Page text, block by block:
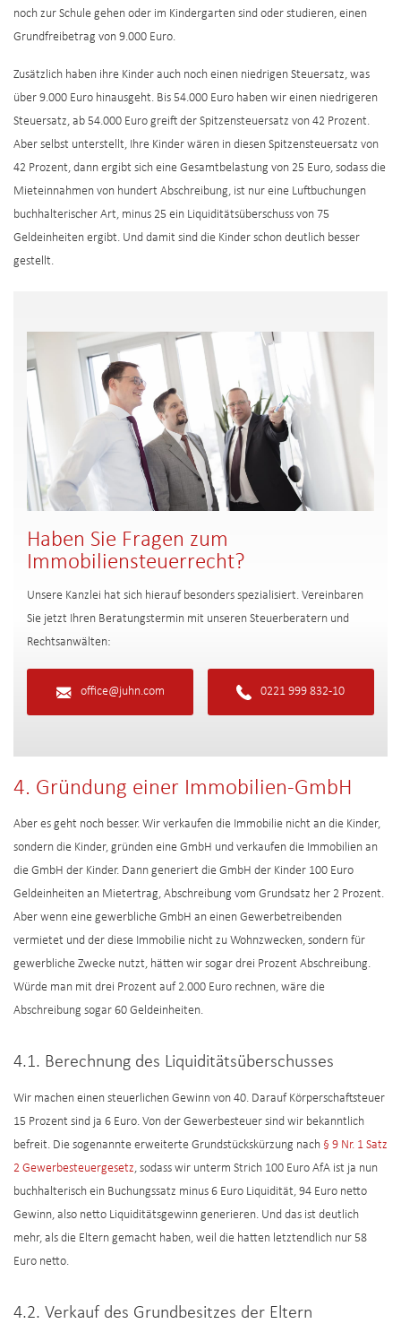
noch zur Schule gehen oder im Kindergarten sind oder studieren, einen
Grundfreibetrag von 9.000 Euro.
Zusätzlich haben ihre Kinder auch noch einen niedrigen Steuersatz, was
über 9.000 Euro hinausgeht. Bis 54.000 Euro haben wir einen niedrigeren
Steuersatz, ab 54.000 Euro greift der Spitzensteuersatz von 42 Prozent.
Aber selbst unterstellt, Ihre Kinder wären in diesen Spitzensteuersatz von
42 Prozent, dann ergibt sich eine Gesamtbelastung von 25 Euro, sodass die
Mieteinnahmen von hundert Abschreibung, ist nur eine Luftbuchungen
buchhalterischer Art, minus 25 ein Liquiditätsüberschuss von 75
Geldeinheiten ergibt. Und damit sind die Kinder schon deutlich besser
gestellt.
Haben Sie Fragen zum
Immobiliensteuerrecht?
Unsere Kanzlei hat sich hierauf besonders spezialisiert. Vereinbaren
Sie jetzt Ihren Beratungstermin mit unseren Steuerberatern und
Rechtsanwälten:
office@juhn.com 0221 999 832-10
4. Gründung einer Immobilien-GmbH
Aber es geht noch besser. Wir verkaufen die Immobilie nicht an die Kinder,
sondern die Kinder, gründen eine GmbH und verkaufen die Immobilien an
die GmbH der Kinder. Dann generiert die GmbH der Kinder 100 Euro
Geldeinheiten an Mietertrag, Abschreibung vom Grundsatz her 2 Prozent.
Aber wenn eine gewerbliche GmbH an einen Gewerbetreibenden
vermietet und der diese Immobilie nicht zu Wohnzwecken, sondern für
gewerbliche Zwecke nutzt, hätten wir sogar drei Prozent Abschreibung.
Würde man mit drei Prozent auf 2.000 Euro rechnen, wäre die
Abschreibung sogar 60 Geldeinheiten.
4.1. Berechnung des Liquiditätsüberschusses
Wir machen einen steuerlichen Gewinn von 40. Darauf Körperschaftsteuer
15 Prozent sind ja 6 Euro. Von der Gewerbesteuer sind wir bekanntlich
befreit. Die sogenannte erweiterte Grundstückskürzung nach § 9 Nr. 1 Satz
2 Gewerbesteuergesetz, sodass wir unterm Strich 100 Euro AfA ist ja nun
buchhalterisch ein Buchungssatz minus 6 Euro Liquidität, 94 Euro netto
Gewinn, also netto Liquiditätsgewinn generieren. Und das ist deutlich
mehr, als die Eltern gemacht haben, weil die hatten letztendlich nur 58
Euro netto.
4.2. Verkauf des Grundbesitzes der Eltern